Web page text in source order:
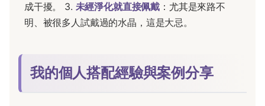
成干擾。 3. 未經淨化就直接佩戴 ：尤其是來路不
明、被很多人試戴過的水晶，這是大忌。
我的個人搭配經驗與案例分享